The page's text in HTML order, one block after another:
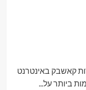
קאשבק באינטרנט
ביותר על...